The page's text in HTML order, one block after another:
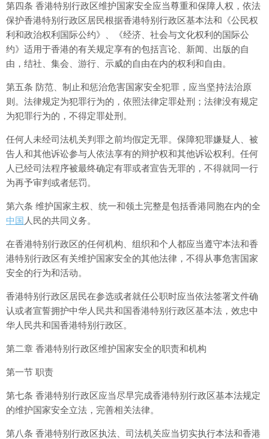
第四条 香港特别行政区维护国家安全应当尊重和保障人权，依法
保护香港特别行政区居民根据香港特别行政区基本法和《公民权
利和政治权利国际公约》、《经济、社会与文化权利的国际公
约》适用于香港的有关规定享有的包括言论、新闻、出版的自
由，结社、集会、游行、示威的自由在内的权利和自由。
第五条 防范、制止和惩治危害国家安全犯罪，应当坚持法治原
则。法律规定为犯罪行为的，依照法律定罪处刑；法律没有规定
为犯罪行为的，不得定罪处刑。
任何人未经司法机关判罪之前均假定无罪。保障犯罪嫌疑人、被
告人和其他诉讼参与人依法享有的辩护权和其他诉讼权利。任何
人已经司法程序被最终确定有罪或者宣告无罪的，不得就同一行
为再予审判或者惩罚。
第六条 维护国家主权、统一和领土完整是包括香港同胞在内的全
中国 人民的共同义务。
在香港特别行政区的任何机构、组织和个人都应当遵守本法和香
港特别行政区有关维护国家安全的其他法律，不得从事危害国家
安全的行为和活动。
香港特别行政区居民在参选或者就任公职时应当依法签署文件确
认或者宣誓拥护中华人民共和国香港特别行政区基本法，效忠中
华人民共和国香港特别行政区。
第二章 香港特别行政区维护国家安全的职责和机构
第一节 职责
第七条 香港特别行政区应当尽早完成香港特别行政区基本法规定
的维护国家安全立法，完善相关法律。
第八条 香港特别行政区执法、司法机关应当切实执行本法和香港